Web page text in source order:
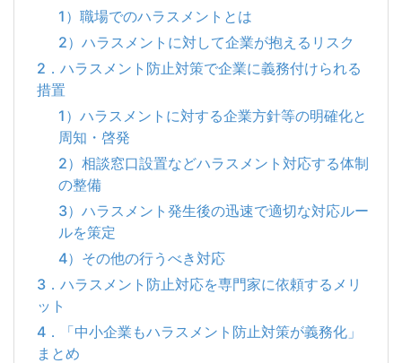
1）職場でのハラスメントとは
2）ハラスメントに対して企業が抱えるリスク
2．ハラスメント防止対策で企業に義務付けられる
措置
1）ハラスメントに対する企業方針等の明確化と
周知・啓発
2）相談窓口設置などハラスメント対応する体制
の整備
3）ハラスメント発生後の迅速で適切な対応ルー
ルを策定
4）その他の行うべき対応
3．ハラスメント防止対応を専門家に依頼するメリ
ット
4．「中小企業もハラスメント防止対策が義務化」
まとめ